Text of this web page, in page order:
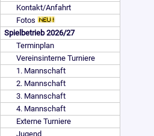
Kontakt/Anfahrt
Fotos
Spielbetrieb 2026/27
Terminplan
Vereinsinterne Turniere
1. Mannschaft
2. Mannschaft
3. Mannschaft
4. Mannschaft
Externe Turniere
Jugend